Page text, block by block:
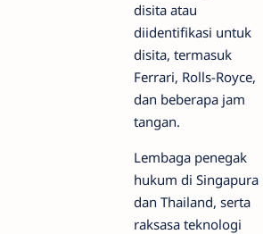
disita atau
diidentifikasi untuk
disita, termasuk
Ferrari, Rolls-Royce,
dan beberapa jam
tangan.
Lembaga penegak
hukum di Singapura
dan Thailand, serta
raksasa teknologi